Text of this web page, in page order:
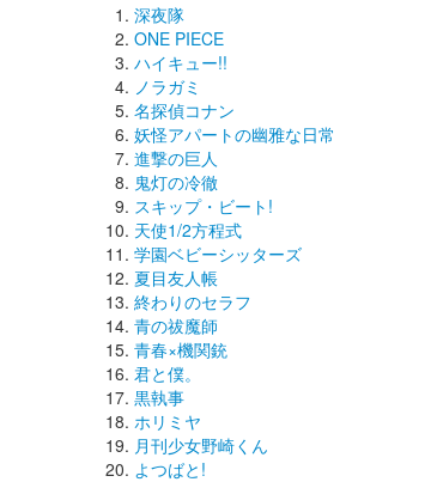
深夜隊
ONE PIECE
ハイキュー!!
ノラガミ
名探偵コナン
妖怪アパートの幽雅な日常
進撃の巨人
鬼灯の冷徹
スキップ・ビート!
天使1/2方程式
学園ベビーシッターズ
夏目友人帳
終わりのセラフ
青の祓魔師
青春×機関銃
君と僕。
黒執事
ホリミヤ
月刊少女野崎くん
よつばと!